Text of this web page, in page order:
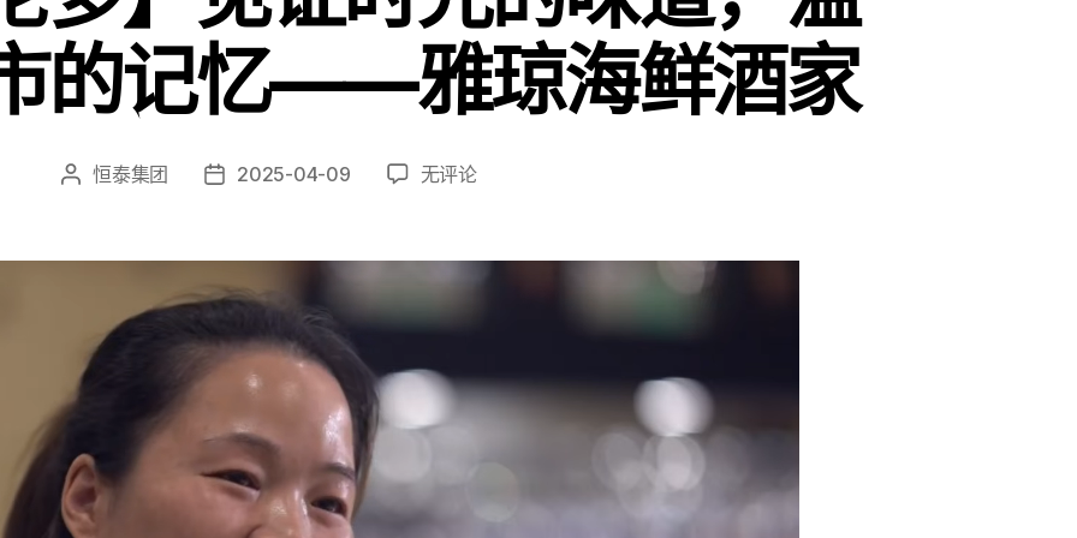
的记忆——雅琼海鲜酒家
恒泰集团 2025-04-09 无评论